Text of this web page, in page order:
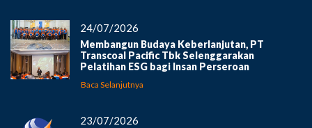
24/07/2026
Membangun Budaya Keberlanjutan, PT
Transcoal Pacific Tbk Selenggarakan
Pelatihan ESG bagi Insan Perseroan
Baca Selanjutnya
23/07/2026